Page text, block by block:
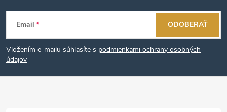
Z
á
p
Email
Vložením e-mailu súhlasíte s podmienkami ochrany osobných
údajov
ODOBERAŤ